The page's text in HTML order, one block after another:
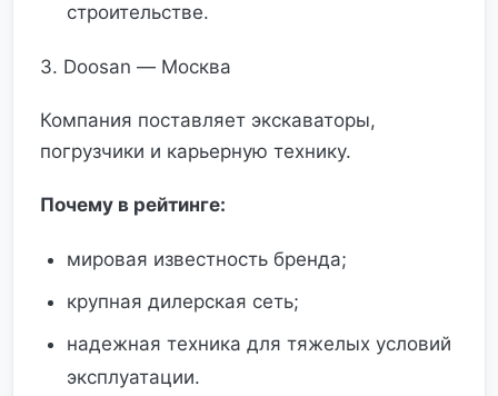
строительстве.
3. Doosan — Москва
Компания поставляет экскаваторы,
погрузчики и карьерную технику.
Почему в рейтинге:
мировая известность бренда;
крупная дилерская сеть;
надежная техника для тяжелых условий
эксплуатации.